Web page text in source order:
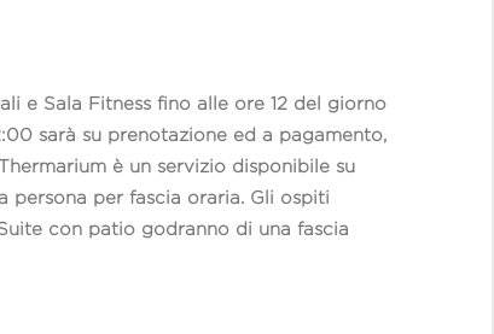
e Sala Fitness fino alle ore 12 del giorno
sarà su prenotazione ed a pagamento,
è un servizio disponibile su
persona per fascia oraria. Gli ospiti
con patio godranno di una fascia